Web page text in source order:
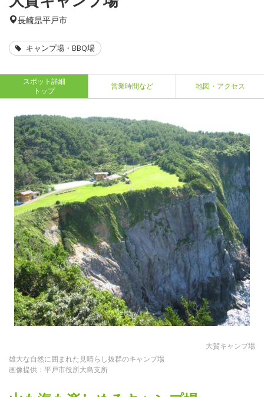
長崎県平戸市
キャンプ場・BBQ場
スポット詳細
トップ
営業時間など 地図・アクセス
大賀キャンプ場
雄大な自然に囲まれた見晴らし抜群のキャンプ場
画像提供：平戸市役所大島支所